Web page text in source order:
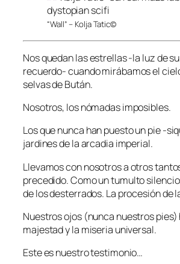
“Wall” – Kolja Tatic©
Nos quedan las estrellas -la luz de
recuerdo- cuando mirábamos el
selvas de Bután.
Nosotros, los nómadas imposibles.
Los que nunca han puesto un pie -
jardines de la arcadia imperial.
Llevamos con nosotros a otros
precedido. Como un tumulto
de los desterrados. La procesión de
Nuestros ojos (nunca nuestros pies)
majestad y la miseria universal.
Este es nuestro testimonio…